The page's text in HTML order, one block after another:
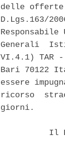
delle offerte
D.Lgs.163/
Generali
VI.4.1) TAR
Bari 70122
essere
ricorso
giorni.
Il